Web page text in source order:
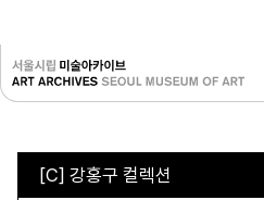
[C] 강홍구 컬렉션